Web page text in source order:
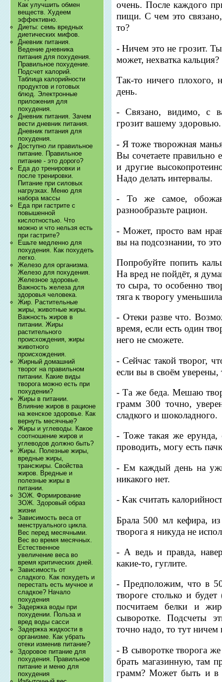
Как улучшить обмен
веществ. Худеем
эффективно.
Диеты: семь вредных
диетических мифов.
Дневник питания.
Ведение дневника
питания для похудения.
Правильное похудение.
Подсчет калорий.
Таблица калорийности
продуктов и готовых
блюд. Электронные
приложения для
похудения.
Дневник питания. Зачем
вести дневник питания.
Дневник питания для
похудения.
Доступно ли правильное
питание. Правильное
питание - это дорого?
Еда до тренировки и
после тренировки.
Питание при силовых
нагрузках. Меню для
набора массы
Еда при гастрите с
повышенной
кислотностью. Что
можно и что нельзя есть
при гастрите?
Ешьте медленно для
похудения. Как похудеть
легко.
Железо для организма.
Железо для похудения.
Железное здоровье.
Важность железа для
здоровья человека.
Жир. Растительные
жиры, животные жиры.
Важность жиров в
питании. Жиры
растительного
происхождения, жиры
животного
происхождения.
Жирный домашний
творог на правильном
питании. Какие виды
творога можно есть при
похудении?
Жиры в питании.
Влияние жиров в рационе
на женское здоровье. Как
вернуть месячные?
Жиры и углеводы. Какое
соотношение жиров и
углеводов должно быть?
Жиры. Полезные жиры,
вредные жиры,
трансжиры. Свойства
жиров. Вредные и
полезные жиры в
питании.
ЗОЖ. Формирование
ЗОЖ. Здоровый образ
жизни
Зависимость веса от
менструального цикла.
Вес перед месячными.
Вес во время месячных.
Естественное
увеличение веса во
время критических дней.
Зависимость от
сладкого. Как похудеть и
перестать есть мучное и
сладкое? Начало
похудения
Задержка воды при
похудении. Польза и
вред воды сасси
Задержка жидкости в
организме. Как убрать
отеки изменив питание?
Здоровое питание для
похудения. Правильное
питание и меню для
похудения
очень. После каждого
пищи. С чем это
то?
- Ничем это не грозит.
может, нехватка кальция?
Так-то ничего плохого,
день.
- Связано, видимо, с
грозит вашему здоровью.
- Я тоже творожная
Вы сочетаете правильно
и другие
Надо делать интервалы.
- То же самое,
разнообразьте рацион.
- Может, просто вам
вы на подсознании, то
Попробуйте попить
На вред не пойдёт, я
то сыра, то особенно
тяга к творогу
- Отеки разве что.
время, если есть один
него не сможете.
- Сейчас такой творог,
если вы в своём уверены,
- Та же беда. Мешаю
грамм 300 точно,
сладкого и шоколадного.
- Тоже такая же ерунда,
проводить, могу есть
- Ем каждый день на
никакого нет.
- Как считать
Брала 500 мл кефира,
творога я никуда не
- А ведь и правда,
какие-то, гуглите.
- Предположим, что в
твороге столько и
посчитаем белки и
сыворотке. Подсчеты
точно надо, то тут
- В сыворотке творога же
брать магазинную, там
грамм? Может быть и в